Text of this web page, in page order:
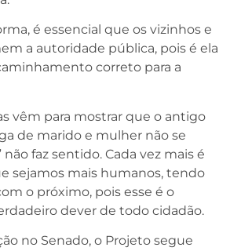
é essencial que os vizinhos e
a autoridade pública, pois é ela
correto para a
vêm para mostrar que o antigo
de marido e mulher não se
faz sentido. Cada vez mais é
sejamos mais humanos, tendo
o próximo, pois esse é o
dever de todo cidadão.
no Senado, o Projeto segue